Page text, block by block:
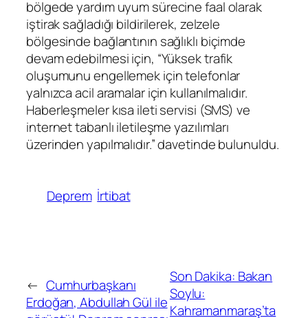
bölgede yardım uyum sürecine faal olarak
iştirak sağladığı bildirilerek, zelzele
bölgesinde bağlantının sağlıklı biçimde
devam edebilmesi için, “Yüksek trafik
oluşumunu engellemek için telefonlar
yalnızca acil aramalar için kullanılmalıdır.
Haberleşmeler kısa ileti servisi (SMS) ve
internet tabanlı iletileşme yazılımları
üzerinden yapılmalıdır.” davetinde bulunuldu.
Deprem İrtibat
← Cumhurbaşkanı
Erdoğan, Abdullah Gül ile
Son Dakika: Bakan
Soylu:
Kahramanmaraş’ta